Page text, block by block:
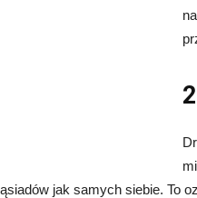
jak samych siebie. To